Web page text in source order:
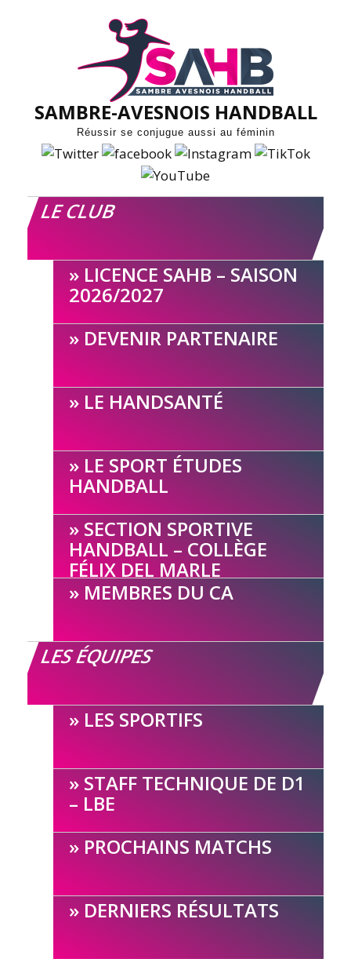
SAMBRE-AVESNOIS HANDBALL
Réussir se conjugue aussi au féminin
LE CLUB
LICENCE SAHB – SAISON
2026/2027
DEVENIR PARTENAIRE
LE HANDSANTÉ
LE SPORT ÉTUDES
HANDBALL
SECTION SPORTIVE
HANDBALL – COLLÈGE
FÉLIX DEL MARLE
MEMBRES DU CA
LES ÉQUIPES
LES SPORTIFS
STAFF TECHNIQUE DE D1
– LBE
PROCHAINS MATCHS
DERNIERS RÉSULTATS